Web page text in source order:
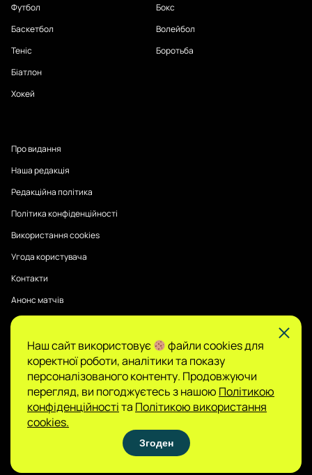
Футбол
Баскетбол
Теніс
Біатлон
Хокей
Бокс
Волейбол
Боротьба
Про видання
Наша редакція
Редакційна політика
Політика конфіденційності
Використання cookies
Угода користувача
Контакти
Анонс матчів
Публікації на Sports Radar мають інформаційний характер.
Думки авторів є їхньою особистою позицією, редакція не
гарантує повної достовірності та не несе відповідальності
за зміст.
Сайт не є організатором азартних ігор і не
приймає ставок, проте може містити матеріали
про гемблінг. Доступ до таких розділів дозволено
лише користувачам 21+. Грайте відповідально.
Наш сайт використовує
файли cookies для
коректної роботи, аналітики та показу
персоналізованого контенту. Продовжуючи
перегляд, ви погоджуєтесь з нашою Політикою
конфіденційностіта Політикою використання
cookies.
Згоден